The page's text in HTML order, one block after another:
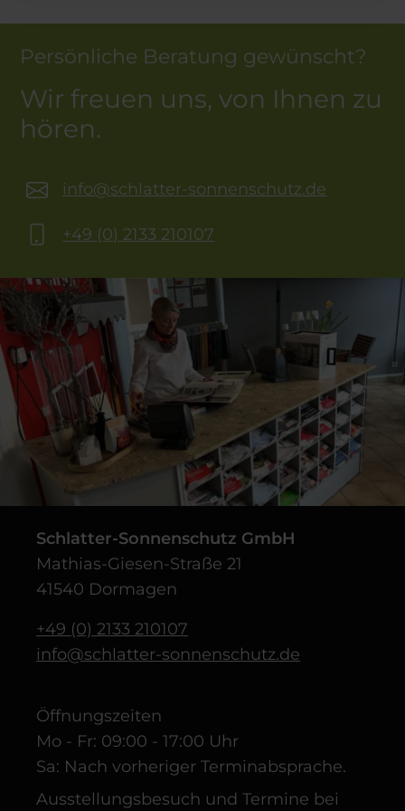
Persönliche Beratung gewünscht?
Wir freuen uns, von Ihnen zu
hören.
info@schlatter-sonnenschutz.de
+49 (0) 2133 210107
Schlatter-Sonnenschutz GmbH
Mathias-Giesen-Straße 21
41540 Dormagen
+49 (0) 2133 210107
info@schlatter-sonnenschutz.de
Öffnungszeiten
Mo - Fr: 09:00 - 17:00 Uhr
Sa: Nach vorheriger Terminabsprache.
Ausstellungsbesuch und Termine bei